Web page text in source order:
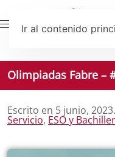
Ir al contenido
Olimpiadas Fabre –
Escrito en 5 junio, 2023
Servicio, ESO y